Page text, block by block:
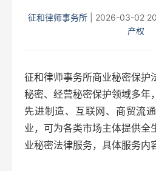
征和律师事务所 2026-03-02
产权
征和律师事务所商业秘密保护
秘密、经营秘密保护领域多年
先进制造、互联网、商贸流
业，可为各类市场主体提供全
业秘密法律服务，具体服务内